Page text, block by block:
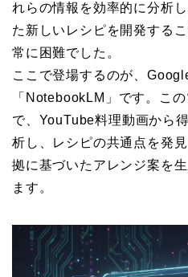
れらの情報を効率的に分析
た新しいレシピを開発する
常に困難でした。
ここで登場するのが、
「NotebookLM」です。こ
で、YouTube料理動画から
析し、レシピの共通点を発
拠に基づいたアレンジ案を
ます。